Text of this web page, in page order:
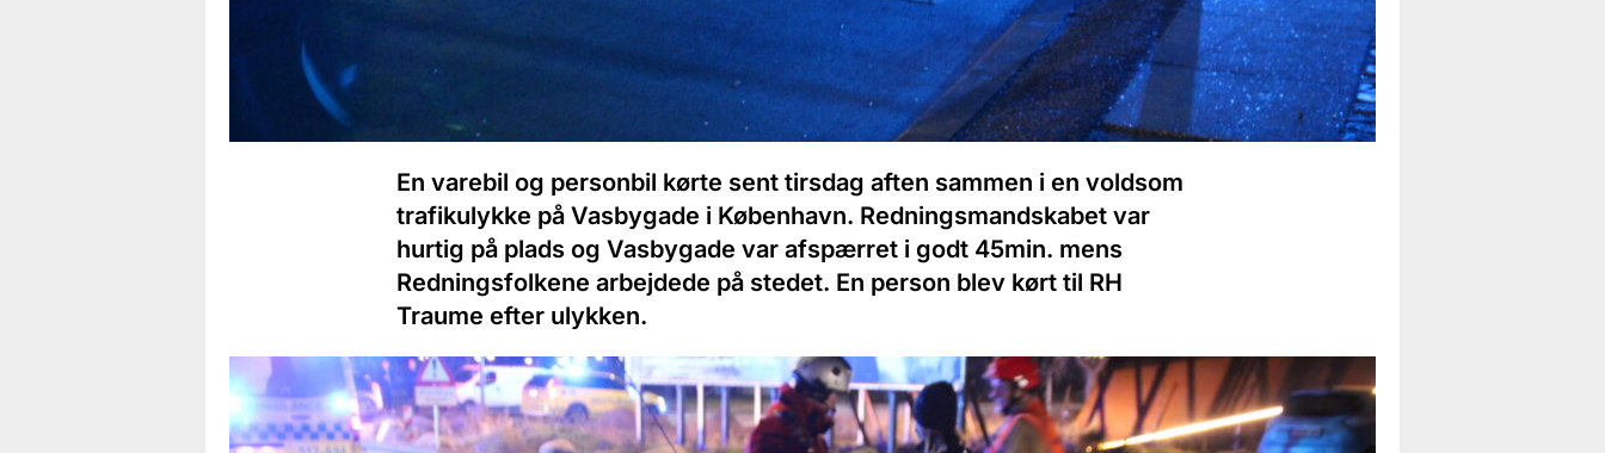
En varebil og personbil kørte sent tirsdag aften sammen i en voldsom
trafikulykke på Vasbygade i København. Redningsmandskabet var
hurtig på plads og Vasbygade var afspærret i godt 45min. mens
Redningsfolkene arbejdede på stedet. En person blev kørt til RH
Traume efter ulykken.